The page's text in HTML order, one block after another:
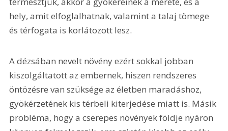
hely, amit elfoglalhatnak, valamint a talaj tömege
és térfogata is korlátozott lesz.
A dézsában nevelt növény ezért sokkal jobban
kiszolgáltatott az embernek, hiszen rendszeres
öntözésre van szüksége az életben maradáshoz,
gyökérzetének kis térbeli kiterjedése miatt is. Másik
probléma, hogy a cserepes növények földje nyáron